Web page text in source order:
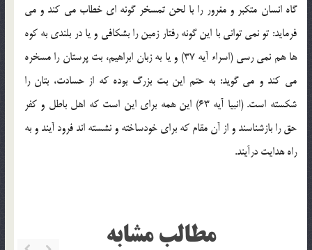
گاه انسان متكبر و مغرور را با لحن تمسخر گونه اي خطاب مي كند و مي
فرمايد: تو نمي تواني با اين گونه رفتار زمين را بشكافي و يا در بلندي به كوه
ها هم نمي رسي (اسراء آيه 37) و يا به زبان ابراهيم، بت پرستان را مسخره
مي كند و مي گويد: به حتم اين بت بزرگ بوده كه از حسادت، بتان را
شكسته است. (انبيا آيه 63) اين همه براي اين است كه اهل باطل و كفر
حق را بازشناسند و از آن مقام كه براي خودساخته و نشسته اند فرود آيند و به
راه هدايت درآيند.
مطالب مشابه